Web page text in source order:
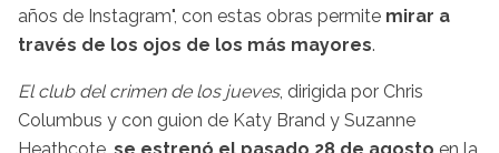
años de Instagram", con estas obras permite mirar a
través de los ojos de los más mayores.
El club del crimen de los jueves, dirigida por Chris
Columbus y con guion de Katy Brand y Suzanne